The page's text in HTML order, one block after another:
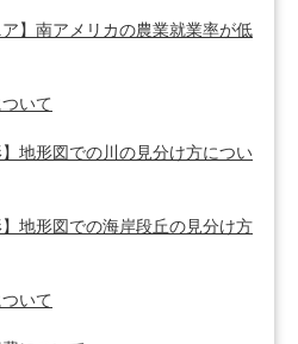
ア】南アメリカの農業就業率が低
いて
】地形図での川の見分け方につい
】地形図での海岸段丘の見分け方
いて